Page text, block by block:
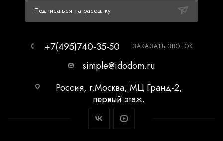
Подписаться на рассылку
+7(495)740-35-50 ЗАКАЗАТЬ ЗВОНОК
simple@idodom.ru
Россия, г.Москва, МЦ Гранд-2,
первый этаж.